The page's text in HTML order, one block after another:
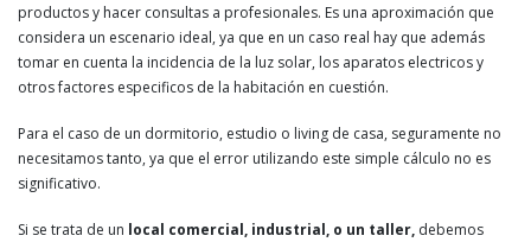
productos y hacer consultas a profesionales. Es una aproximación que
considera un escenario ideal, ya que en un caso real hay que además
tomar en cuenta la incidencia de la luz solar, los aparatos electricos y
otros factores especificos de la habitación en cuestión.
Para el caso de un dormitorio, estudio o living de casa, seguramente no
necesitamos tanto, ya que el error utilizando este simple cálculo no es
significativo.
Si se trata de un local comercial, industrial, o un taller, debemos